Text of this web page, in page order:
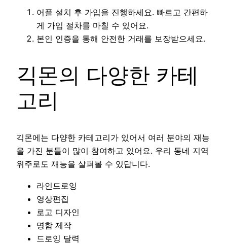
어플 설치 후 가입을 진행하세요. 빠르고 간편하
게 가입 절차를 마칠 수 있어요.
본인 인증을 통해 안전한 거래를 보장받으세요.
긱몬의 다양한 카테
고리
긱몬에는 다양한 카테고리가 있어서 여러 분야의 재능
을 가진 분들이 많이 참여하고 있어요. 우리 동네 지역
위주로도 재능을 살펴볼 수 있답니다.
라인드로잉
영상편집
로고 디자인
명함 제작
드로잉 달력